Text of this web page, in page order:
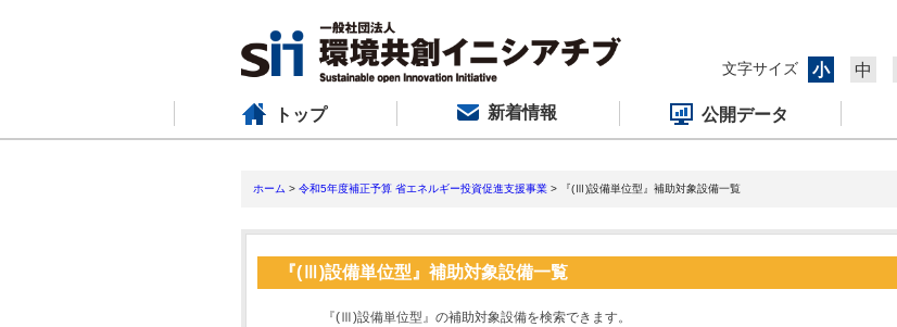
文字サイズ
小 中
トップ 新着情報 公開データ
ホーム > 令和5年度補正予算 省エネルギー投資促進支援事業 > 『(Ⅲ)設備単位型』補助対象設備一覧
『(Ⅲ)設備単位型』補助対象設備一覧
『(Ⅲ)設備単位型』の補助対象設備を検索できます。